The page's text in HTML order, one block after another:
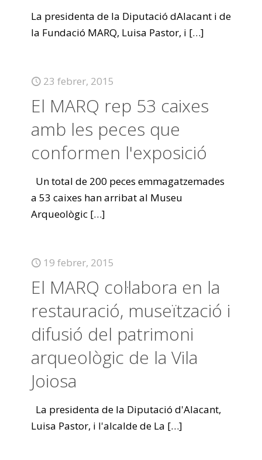
La presidenta de la Diputació dAlacant i de
la Fundació MARQ, Luisa Pastor, i […]
23 febrer, 2015
El MARQ rep 53 caixes
amb les peces que
conformen l'exposició
Un total de 200 peces emmagatzemades
a 53 caixes han arribat al Museu
Arqueològic […]
19 febrer, 2015
El MARQ col·labora en la
restauració, museïtzació i
difusió del patrimoni
arqueològic de la Vila
Joiosa
La presidenta de la Diputació d'Alacant,
Luisa Pastor, i l'alcalde de La […]